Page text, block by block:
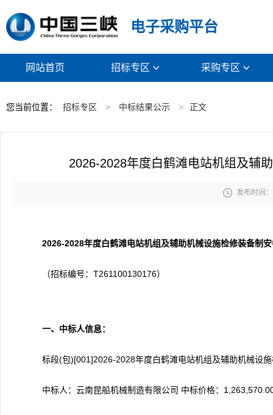
电子采购平台
网站首页 招标专区  采购专区 
您当前位置： 招标专区 > 中标结果公示 > 正文
2026-2028年度白鹤滩电站机组及辅
 发布时间
2026-2028年度白鹤滩电站机组及辅助机械设施检修装备制安
（招标编号：T261100130176）
一、中标人信息：
标段(包)[001]2026-2028年度白鹤滩电站机组及辅助机械设
中标人：云南昆船机械制造有限公司 中标价格：